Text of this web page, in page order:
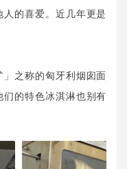
的喜爱。近几年更是
之称的匈牙利烟囱面
的特色冰淇淋也别有